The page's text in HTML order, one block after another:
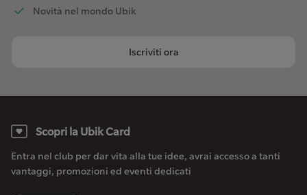
Novità nel mondo Ubik
Iscriviti ora
Scopri la Ubik Card
Entra nel club per dar vita alla tue idee, avrai accesso a tanti
vantaggi, promozioni ed eventi dedicati